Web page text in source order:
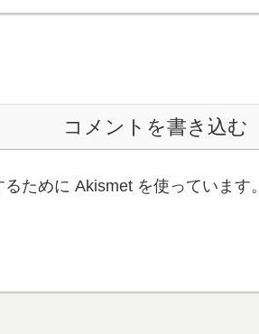
コメントを書き込む
ために Akismet を使っています。